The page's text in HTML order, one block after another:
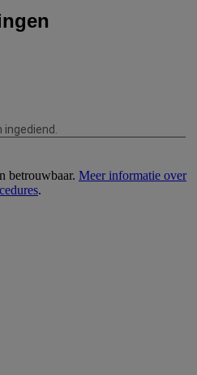
betrouwbaar. Meer informatie over
.